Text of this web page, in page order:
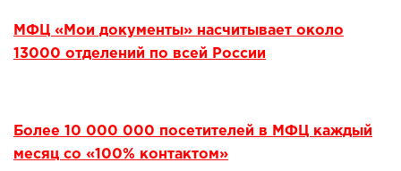
МФЦ «Мои документы» насчитывает около
13000 отделений по всей России
Более 10 000 000 посетителей в МФЦ каждый
месяц со «100% контактом»